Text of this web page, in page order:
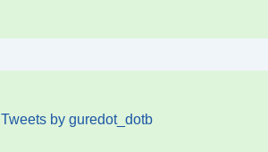
Tweets by guredot_dotb